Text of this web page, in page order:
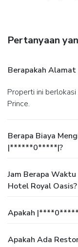
Pertanyaan
Berapakah
Properti ini berlokasi di 115, Rue Panamericaine di Port au
Prince.
Berapa Biaya
|******0*****|?
Jam Berapa
Hotel Royal Oasis?
Apakah
Apakah Ada